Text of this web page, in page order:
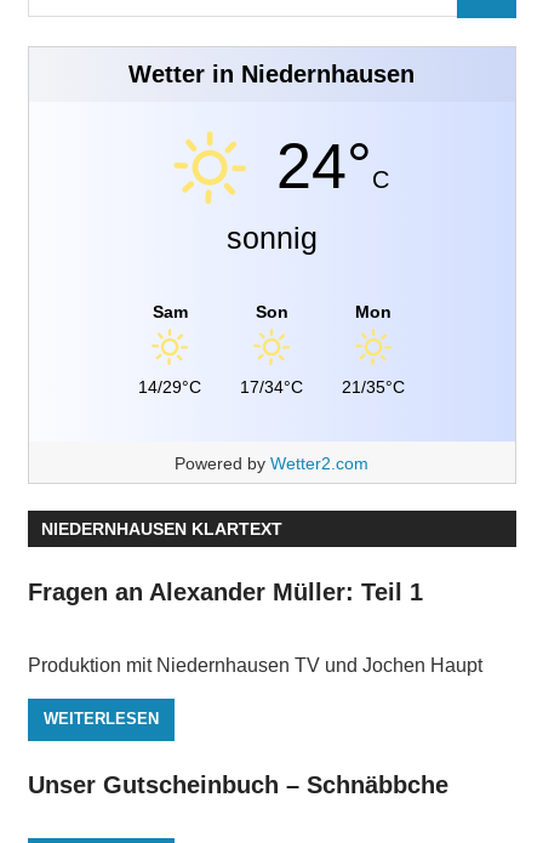
nach:
Wetter in Niedernhausen
24°C
sonnig
Sam
14/29°C
Son
17/34°C
Mon
21/35°C
Powered by Wetter2.com
NIEDERNHAUSEN KLARTEXT
Fragen an Alexander Müller: Teil 1
Produktion mit Niedernhausen TV und Jochen Haupt
WEITERLESEN
Unser Gutscheinbuch – Schnäbbche